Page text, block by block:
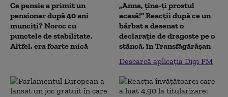
Ce pensie a primit un
pensionar după 40 ani
munciți? Noroc cu
punctele de stabilitate.
Altfel, era foarte mică
„Anna, ţine-ţi prostul
acasă!" Reacţii după ce un
bărbat a desenat o
declaraţie de dragoste pe o
stâncă, în Transfăgărăşan
Descarcă aplicația Digi FM